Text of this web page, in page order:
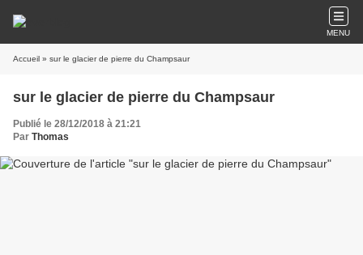
MENU
Accueil » sur le glacier de pierre du Champsaur
sur le glacier de pierre du Champsaur
Publié le 28/12/2018 à 21:21
Par Thomas